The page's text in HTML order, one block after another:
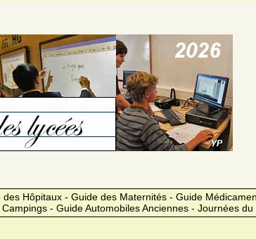
Hôpitaux - Guide des Maternités - Guide
- Guide Automobiles Anciennes - Journées du